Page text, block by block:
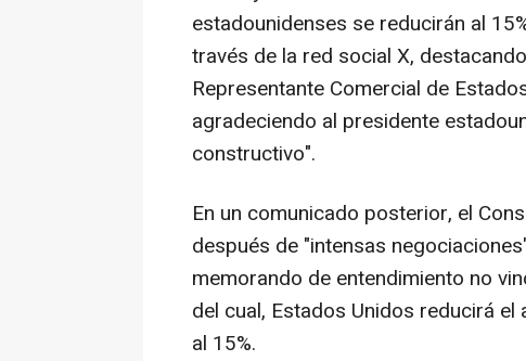
estadounidenses se reducirán al
través de la red social X,
Representante Comercial de
agradeciendo al presidente
constructivo".
En un comunicado posterior, el
después de "intensas
memorando de entendimiento no
del cual, Estados Unidos reducirá
al 15%.